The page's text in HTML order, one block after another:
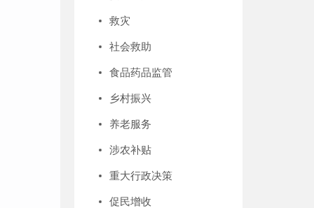
救灾
社会救助
食品药品监管
乡村振兴
养老服务
涉农补贴
重大行政决策
促民增收